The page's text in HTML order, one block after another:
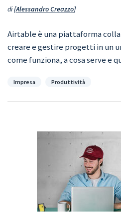
di Alessandro Creazzo
Airtable è una piattaforma
creare e gestire progetti in un
come funziona, a cosa serve e
Categorie
Impresa Produttività